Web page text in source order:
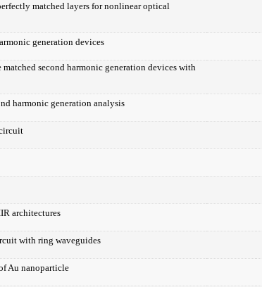
matched layers for nonlinear optical
generation devices
second harmonic generation devices with
harmonic generation analysis
architectures
with ring waveguides
Au nanoparticle